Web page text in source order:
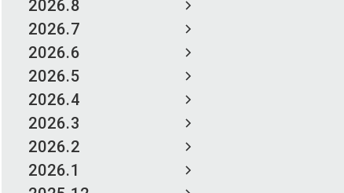
2026.8
2026.7
2026.6
2026.5
2026.4
2026.3
2026.2
2026.1